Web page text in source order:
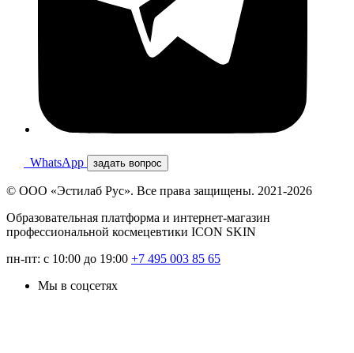
WhatsApp задать вопрос
© ООО «Эстилаб Рус». Все права защищены. 2021-2026
Образовательная платформа и интернет-магазин
профессиональной космецевтики ICON SKIN
пн-пт: с 10:00 до 19:00 +7 495 003 85 65
Мы в соцсетях